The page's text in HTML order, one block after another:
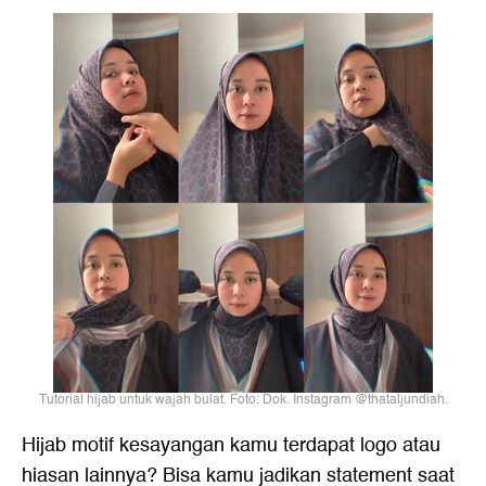
Tutorial hijab untuk wajah bulat. Foto: Dok. Instagram @thataljundiah.
Hijab motif kesayangan kamu terdapat logo atau
hiasan lainnya? Bisa kamu jadikan statement saat